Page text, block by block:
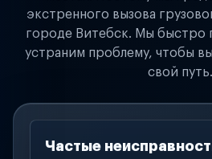
экстренного вызова
городе Витебск. Мы быстро
устраним проблему, чтобы
свой путь.
Частые